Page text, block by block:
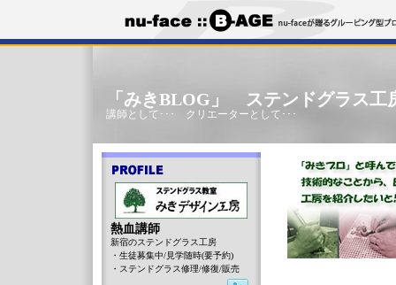
「みきBLOG」 ステンドグラス工
講師として･･･ クリエーターとして･･･
熱血講師
新宿のステンドグラス工房
・生徒募集中/見学随時(要予約)
・ステンドグラス修理/修復/販売